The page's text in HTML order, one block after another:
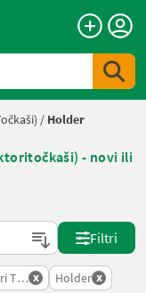
/ Holder
- novi ili
Filtri
x Holder x